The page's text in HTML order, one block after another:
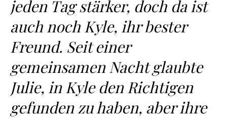
jeden Tag stärker, doch da ist
auch noch Kyle, ihr bester
Freund. Seit einer
gemeinsamen Nacht glaubte
Julie, in Kyle den Richtigen
gefunden zu haben, aber ihre